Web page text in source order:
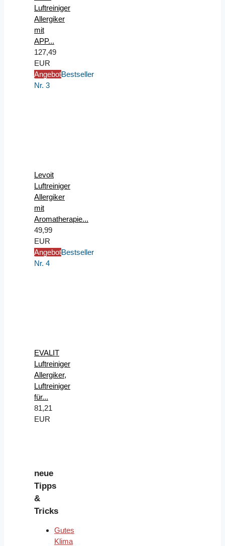
Luftreiniger
Allergiker
mit
APP...
127,49
EUR
AngebotBestseller
Nr. 3
Levoit
Luftreiniger
Allergiker
mit
Aromatherapie...
49,99
EUR
AngebotBestseller
Nr. 4
EVALIT
Luftreiniger
Allergiker,
Luftreiniger
für...
81,21
EUR
neue
Tipps
&
Tricks
Gutes
Klima